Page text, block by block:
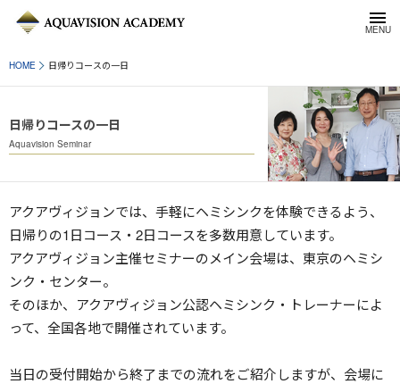
HOME 日帰りコースの一日
日帰りコースの一日
Aquavision Seminar
アクアヴィジョンでは、手軽にヘミシンクを体験できるよう、
日帰りの1日コース・2日コースを多数用意しています。
アクアヴィジョン主催セミナーのメイン会場は、東京のヘミシ
ンク・センター。
そのほか、アクアヴィジョン公認ヘミシンク・トレーナーによ
って、全国各地で開催されています。
当日の受付開始から終了までの流れをご紹介しますが、会場に